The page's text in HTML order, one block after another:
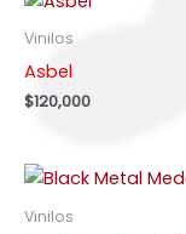
Vinilos
Asbel
$120,000
Vinilos